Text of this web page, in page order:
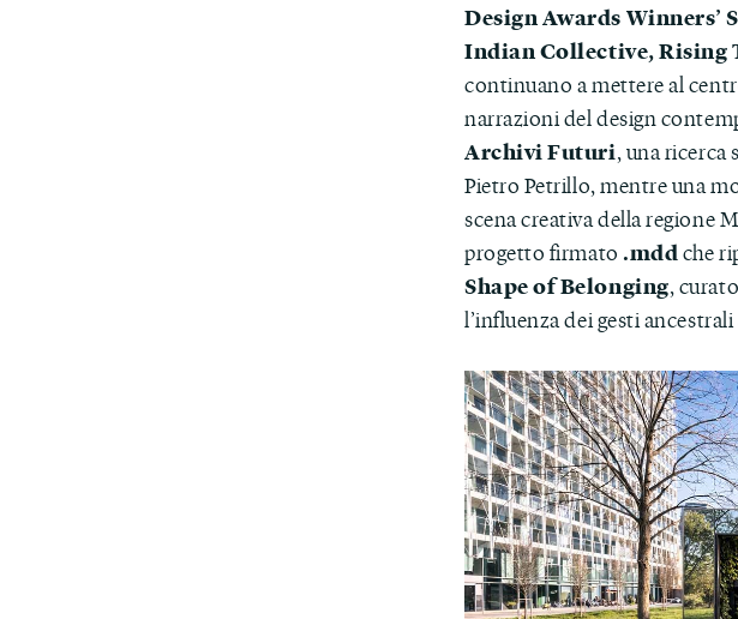
Design Awards Winners’
Indian Collective, Rising
continuano a mettere al
narrazioni del design
Archivi Futuri, una
Pietro Petrillo, mentre una
scena creativa della regione
progetto firmato .mddche
Shape of Belonging,
l’influenza dei gesti